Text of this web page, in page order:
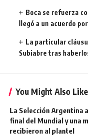
Boca se refuerza
llegó a un acuerdo
La particular
Subiabre tras
You Might Also Like
La Selección Argentina
final del Mundial y una
recibieron al plantel